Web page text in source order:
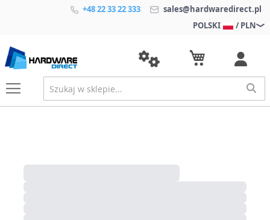
+48 22 33 22 333
sales@hardwaredirect.pl
POLSKI
/ PLN